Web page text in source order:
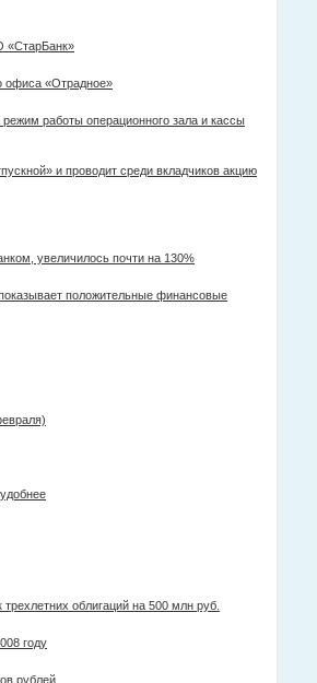
«СтарБанк»
офиса «Отрадное»
работы операционного зала и кассы
и проводит среди вкладчиков акцию
увеличилось почти на 130%
положительные финансовые
облигаций на 500 млн руб.
году
рублей